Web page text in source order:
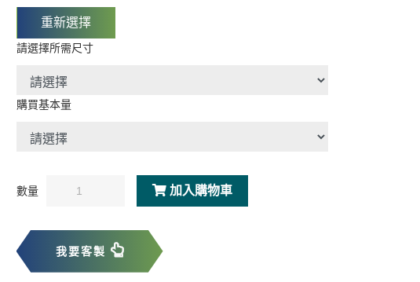
重新選擇
請選擇所需尺寸
購買基本量
數量 加入購物車
我要客製